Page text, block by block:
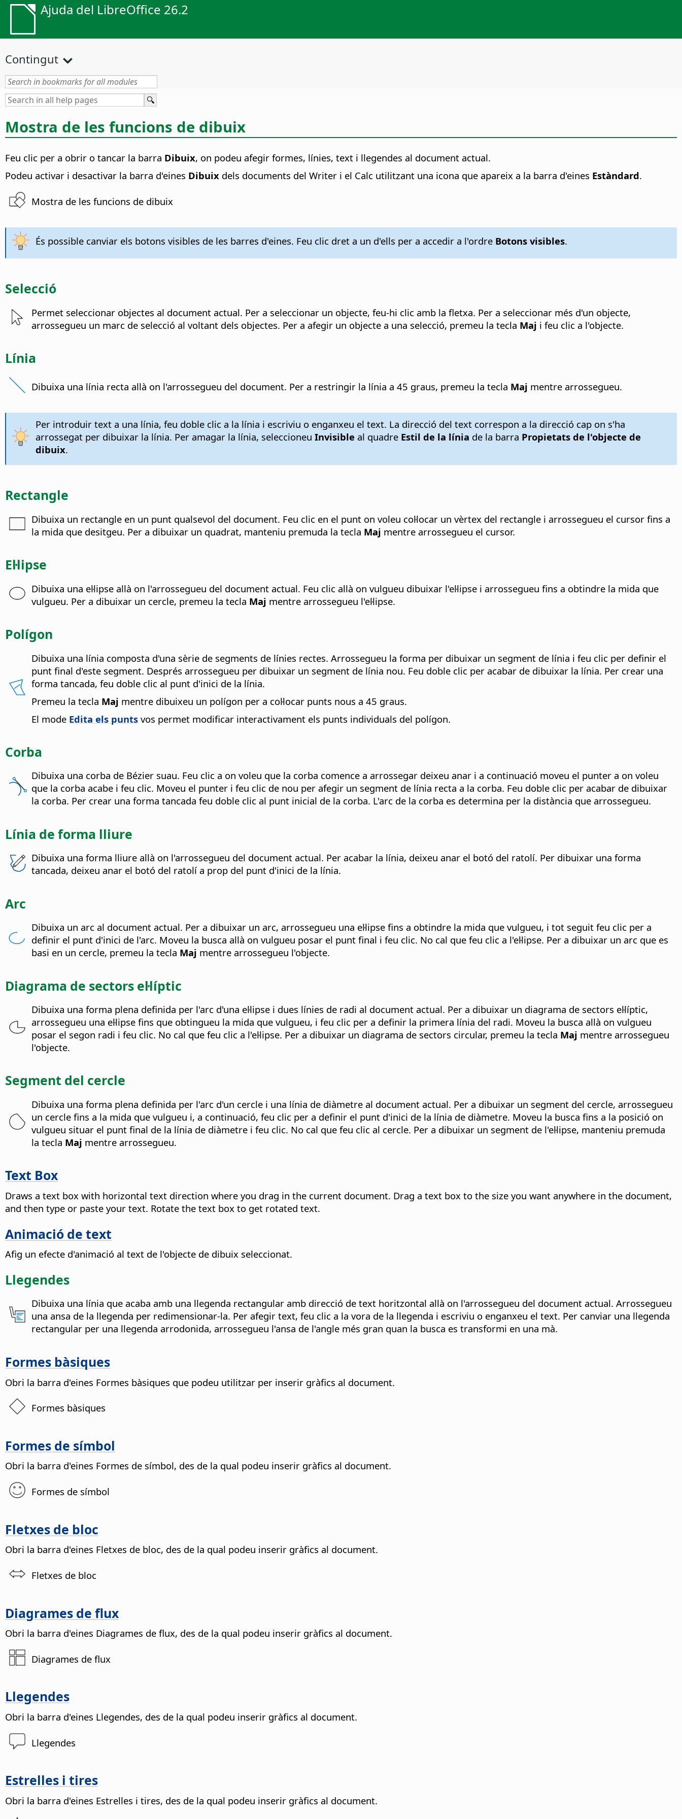
Ajuda del LibreOffice 26.2
Contingut
Mostra de les funcions de dibuix
Feu clic per a obrir o tancar la barra Dibuix, on podeu afegir formes, línies, text i llegendes al document actual.
Podeu activar i desactivar la barra d'eines Dibuix dels documents del Writer i el Calc utilitzant una icona que apareix a la barra d'eines Estàndard.
Mostra de les funcions de dibuix
És possible canviar els botons visibles de les barres d'eines. Feu clic dret a un d'ells per a accedir a l'ordre Botons visibles.
Selecció
Permet seleccionar objectes al document actual. Per a seleccionar un objecte, feu-hi clic amb la fletxa. Per a seleccionar més d'un objecte,
arrossegueu un marc de selecció al voltant dels objectes. Per a afegir un objecte a una selecció, premeu la tecla Maj i feu clic a l'objecte.
Línia
Dibuixa una línia recta allà on l'arrossegueu del document. Per a restringir la línia a 45 graus, premeu la tecla Maj mentre arrossegueu.
Per introduir text a una línia, feu doble clic a la línia i escriviu o enganxeu el text. La direcció del text correspon a la direcció cap on s'ha
arrossegat per dibuixar la línia. Per amagar la línia, seleccioneu Invisible al quadre Estil de la línia de la barra Propietats de l'objecte de
dibuix.
Rectangle
Dibuixa un rectangle en un punt qualsevol del document. Feu clic en el punt on voleu col·locar un vèrtex del rectangle i arrossegueu el cursor fins a
la mida que desitgeu. Per a dibuixar un quadrat, manteniu premuda la tecla Maj mentre arrossegueu el cursor.
El·lipse
Dibuixa una el·lipse allà on l'arrossegueu del document actual. Feu clic allà on vulgueu dibuixar l'el·lipse i arrossegueu fins a obtindre la mida que
vulgueu. Per a dibuixar un cercle, premeu la tecla Maj mentre arrossegueu l'el·lipse.
Polígon
Dibuixa una línia composta d'una sèrie de segments de línies rectes. Arrossegueu la forma per dibuixar un segment de línia i feu clic per definir el
punt final d'este segment. Després arrossegueu per dibuixar un segment de línia nou. Feu doble clic per acabar de dibuixar la línia. Per crear una
forma tancada, feu doble clic al punt d'inici de la línia.
Premeu la tecla Maj mentre dibuixeu un polígon per a col·locar punts nous a 45 graus.
El mode Edita els punts vos permet modificar interactivament els punts individuals del polígon.
Corba
Dibuixa una corba de Bézier suau. Feu clic a on voleu que la corba comence a arrossegar deixeu anar i a continuació moveu el punter a on voleu
que la corba acabe i feu clic. Moveu el punter i feu clic de nou per afegir un segment de línia recta a la corba. Feu doble clic per acabar de dibuixar
la corba. Per crear una forma tancada feu doble clic al punt inicial de la corba. L'arc de la corba es determina per la distància que arrossegueu.
Línia de forma lliure
Dibuixa una forma lliure allà on l'arrossegueu del document actual. Per acabar la línia, deixeu anar el botó del ratolí. Per dibuixar una forma
tancada, deixeu anar el botó del ratolí a prop del punt d'inici de la línia.
Arc
Dibuixa un arc al document actual. Per a dibuixar un arc, arrossegueu una el·lipse fins a obtindre la mida que vulgueu, i tot seguit feu clic per a
definir el punt d'inici de l'arc. Moveu la busca allà on vulgueu posar el punt final i feu clic. No cal que feu clic a l'el·lipse. Per a dibuixar un arc que es
basi en un cercle, premeu la tecla Maj mentre arrossegueu l'objecte.
Diagrama de sectors el·líptic
Dibuixa una forma plena definida per l'arc d'una el·lipse i dues línies de radi al document actual. Per a dibuixar un diagrama de sectors el·líptic,
arrossegueu una el·lipse fins que obtingueu la mida que vulgueu, i feu clic per a definir la primera línia del radi. Moveu la busca allà on vulgueu
posar el segon radi i feu clic. No cal que feu clic a l'el·lipse. Per a dibuixar un diagrama de sectors circular, premeu la tecla Maj mentre arrossegueu
l'objecte.
Segment del cercle
Dibuixa una forma plena definida per l'arc d'un cercle i una línia de diàmetre al document actual. Per a dibuixar un segment del cercle, arrossegueu
un cercle fins a la mida que vulgueu i, a continuació, feu clic per a definir el punt d'inici de la línia de diàmetre. Moveu la busca fins a la posició on
vulgueu situar el punt final de la línia de diàmetre i feu clic. No cal que feu clic al cercle. Per a dibuixar un segment de l'el·lipse, manteniu premuda
la tecla Maj mentre arrossegueu.
Text Box
Draws a text box with horizontal text direction where you drag in the current document. Drag a text box to the size you want anywhere in the document,
and then type or paste your text. Rotate the text box to get rotated text.
Animació de text
Afig un efecte d'animació al text de l'objecte de dibuix seleccionat.
Llegendes
Dibuixa una línia que acaba amb una llegenda rectangular amb direcció de text horitzontal allà on l'arrossegueu del document actual. Arrossegueu
una ansa de la llegenda per redimensionar-la. Per afegir text, feu clic a la vora de la llegenda i escriviu o enganxeu el text. Per canviar una llegenda
rectangular per una llegenda arrodonida, arrossegueu l'ansa de l'angle més gran quan la busca es transformi en una mà.
Formes bàsiques
Obri la barra d'eines Formes bàsiques que podeu utilitzar per inserir gràfics al document.
Formes bàsiques
Formes de símbol
Obri la barra d'eines Formes de símbol, des de la qual podeu inserir gràfics al document.
Formes de símbol
Fletxes de bloc
Obri la barra d'eines Fletxes de bloc, des de la qual podeu inserir gràfics al document.
Fletxes de bloc
Diagrames de flux
Obri la barra d'eines Diagrames de flux, des de la qual podeu inserir gràfics al document.
Diagrames de flux
Llegendes
Obri la barra d'eines Llegendes, des de la qual podeu inserir gràfics al document.
Llegendes
Estrelles i tires
Obri la barra d'eines Estrelles i tires, des de la qual podeu inserir gràfics al document.